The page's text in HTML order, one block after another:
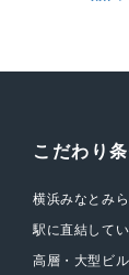
こだわり
横浜みなとみ
駅に直結して
高層・大型ビ